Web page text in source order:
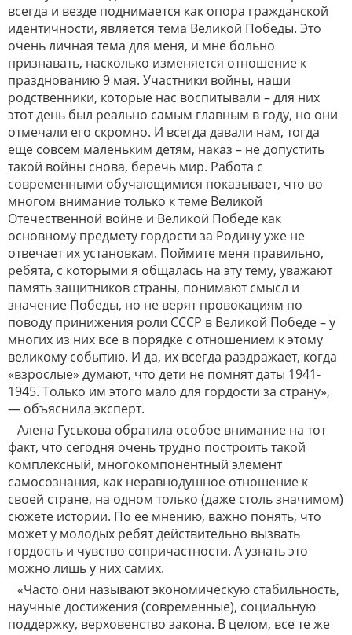
всегда и везде поднимается как опора гражданской
идентичности, является тема Великой Победы. Это
очень личная тема для меня, и мне больно
признавать, насколько изменяется отношение к
празднованию 9 мая. Участники войны, наши
родственники, которые нас воспитывали – для них
этот день был реально самым главным в году, но они
отмечали его скромно. И всегда давали нам, тогда
еще совсем маленьким детям, наказ – не допустить
такой войны снова, беречь мир. Работа с
современными обучающимися показывает, что во
многом внимание только к теме Великой
Отечественной войне и Великой Победе как
основному предмету гордости за Родину уже не
отвечает их установкам. Поймите меня правильно,
ребята, с которыми я общалась на эту тему, уважают
память защитников страны, понимают смысл и
значение Победы, но не верят провокациям по
поводу принижения роли СССР в Великой Победе – у
многих из них все в порядке с отношением к этому
великому событию. И да, их всегда раздражает, когда
«взрослые» думают, что дети не помнят даты 1941-
1945. Только им этого мало для гордости за страну»,
— объяснила эксперт.
Алена Гуськова обратила особое внимание на тот
факт, что сегодня очень трудно построить такой
комплексный, многокомпонентный элемент
самосознания, как неравнодушное отношение к
своей стране, на одном только (даже столь значимом)
сюжете истории. По ее мнению, важно понять, что
может у молодых ребят действительно вызвать
гордость и чувство сопричастности. А узнать это
можно лишь у них самих.
«Часто они называют экономическую стабильность,
научные достижения (современные), социальную
поддержку, верховенство закона. В целом, все те же